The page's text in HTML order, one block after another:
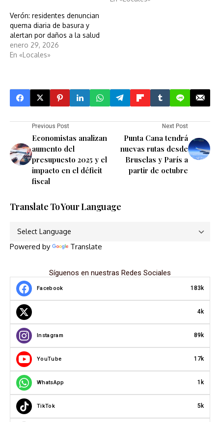
Verón: residentes denuncian
quema diaria de basura y
alertan por daños a la salud
enero 29, 2026
En «Locales»
Previous Post
Economistas analizan
aumento del
presupuesto 2025 y el
impacto en el déficit
fiscal
Next Post
Punta Cana tendrá
nuevas rutas desde
Bruselas y París a
partir de octubre
Translate To Your Language
Powered by Translate
Síguenos en nuestras Redes Sociales
Facebook 183k
4k
Instagram 89k
YouTube 17k
WhatsApp 1k
TikTok 5k